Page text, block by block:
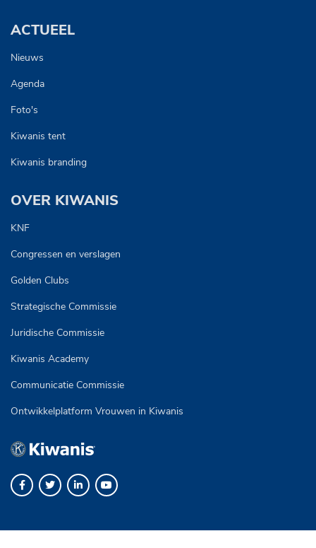
ACTUEEL
Nieuws
Agenda
Foto's
Kiwanis tent
Kiwanis branding
OVER KIWANIS
KNF
Congressen en verslagen
Golden Clubs
Strategische Commissie
Juridische Commissie
Kiwanis Academy
Communicatie Commissie
Ontwikkelplatform Vrouwen in Kiwanis